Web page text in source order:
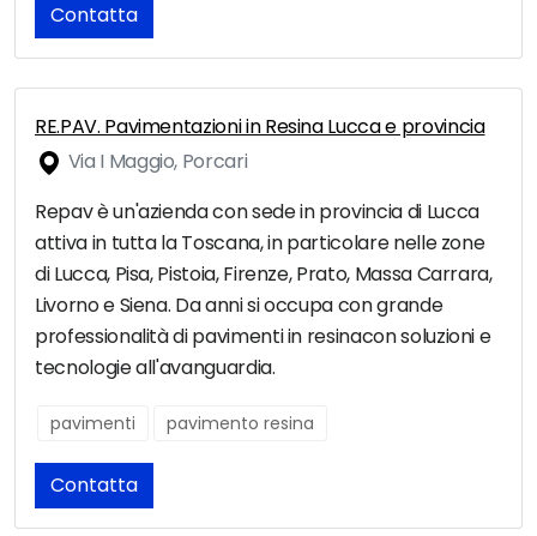
Contatta
RE.PAV. Pavimentazioni in Resina Lucca e provincia
Via I Maggio, Porcari
Repav è un'azienda con sede in provincia di Lucca
attiva in tutta la Toscana, in particolare nelle zone
di Lucca, Pisa, Pistoia, Firenze, Prato, Massa Carrara,
Livorno e Siena. Da anni si occupa con grande
professionalità di pavimenti in resinacon soluzioni e
tecnologie all'avanguardia.
pavimenti pavimento resina
Contatta